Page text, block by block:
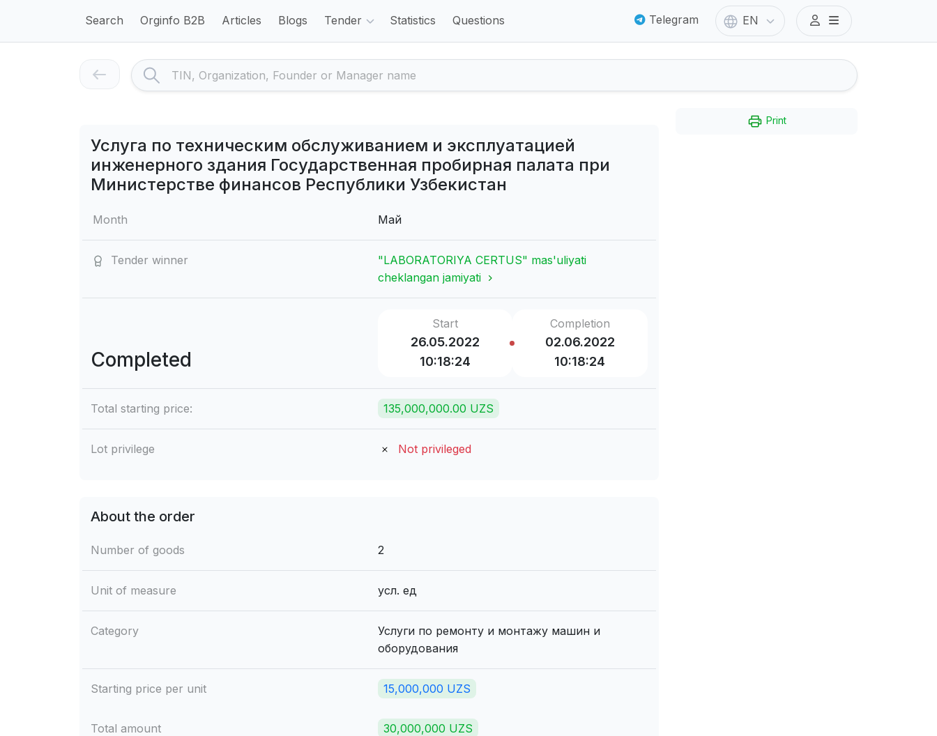
Search Orginfo B2B Articles Blogs Tender Statistics Questions Telegram EN
Услуга по техническим обслуживанием и эксплуатацией
инженерного здания Государственная пробирная палата при
Министерстве финансов Республики Узбекистан
Month Май
Tender winner
"LABORATORIYA CERTUS" mas'uliyati
cheklangan jamiyati
Completed
Start
26.05.2022
10:18:24
Completion
02.06.2022
10:18:24
Total starting price: 135,000,000.00 UZS
Lot privilege Not privileged
About the order
Number of goods 2
Unit of measure усл. ед
Category
Услуги по ремонту и монтажу машин и
оборудования
Starting price per unit 15,000,000 UZS
Total amount 30,000,000 UZS
Print